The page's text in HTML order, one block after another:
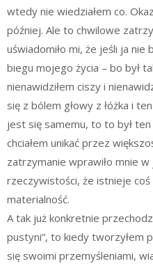
wtedy nie wiedziałem co.
później. Ale to chwilowe
uświadomiło mi, że jeśli ja
biegu mojego życia – bo był
nienawidziłem ciszy i
się z bólem głowy z łóżka i
jest się samemu, to to był
chciałem unikać przez
zatrzymanie wprawiło mnie
rzeczywistości, że istnieje coś
materialność.
A tak już konkretnie
pustyni”, to kiedy tworzyłem
się swoimi przemyśleniami,